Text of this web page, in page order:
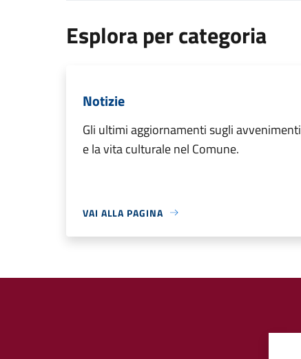
Esplora per categoria
Notizie
Gli ultimi aggiornamenti sugli avvenimenti
e la vita culturale nel Comune.
VAI ALLA PAGINA